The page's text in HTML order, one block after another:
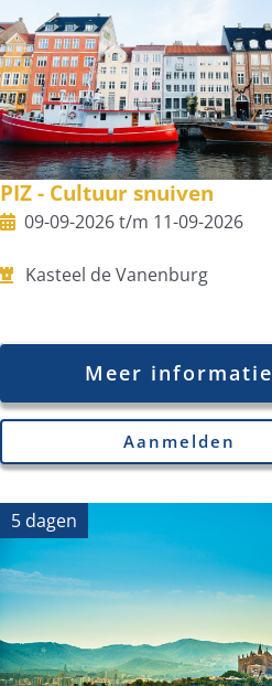
PIZ - Cultuur snuiven
09-09-2026 t/m 11-09-2026
Kasteel de Vanenburg
Meer informatie
Aanmelden
5 dagen